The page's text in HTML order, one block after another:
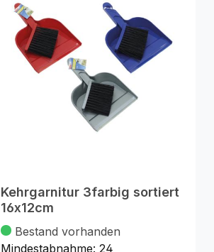
Kehrgarnitur 3farbig sortiert
16x12cm
Bestand vorhanden
Mindestabnahme:24